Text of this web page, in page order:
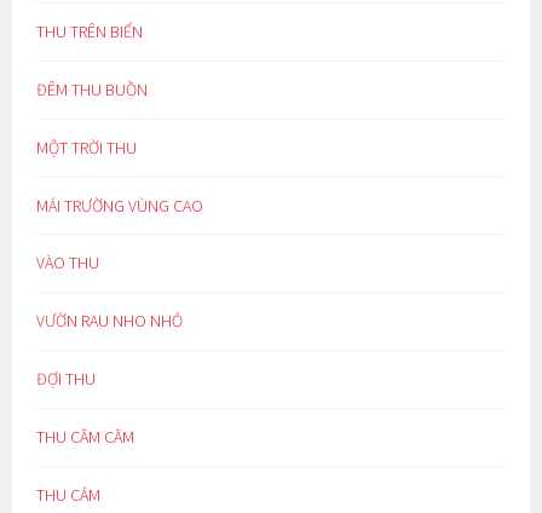
THU TRÊN BIỂN
ĐÊM THU BUỒN
MỘT TRỜI THU
MÁI TRƯỜNG VÙNG CAO
VÀO THU
VƯỜN RAU NHO NHỎ
ĐỢI THU
THU CĂM CĂM
THU CẢM